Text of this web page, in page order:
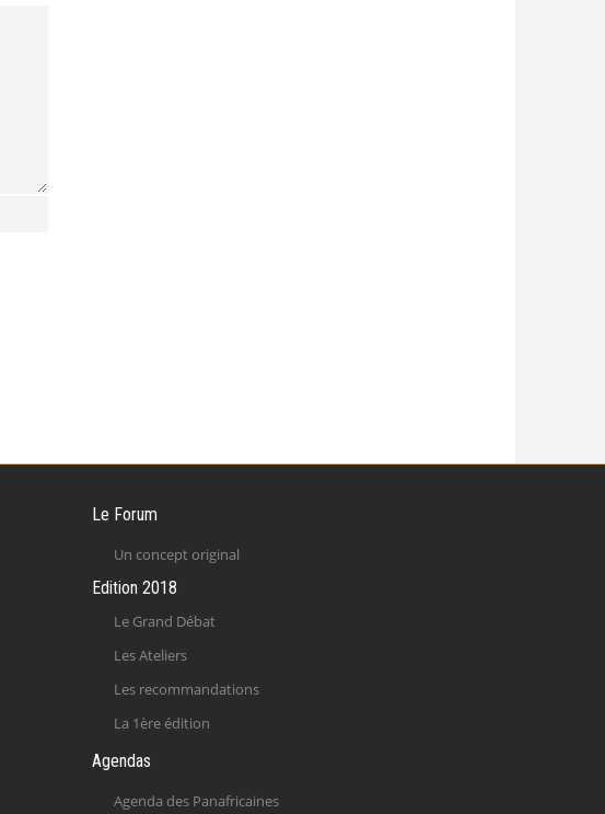
Le Forum
Un concept original
Edition 2018
Le Grand Débat
Les Ateliers
Les recommandations
La 1ère édition
Agendas
Agenda des Panafricaines